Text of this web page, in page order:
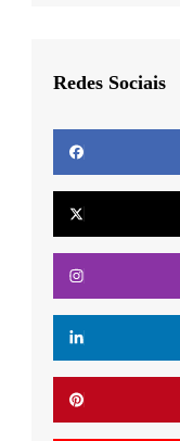
Redes Sociais